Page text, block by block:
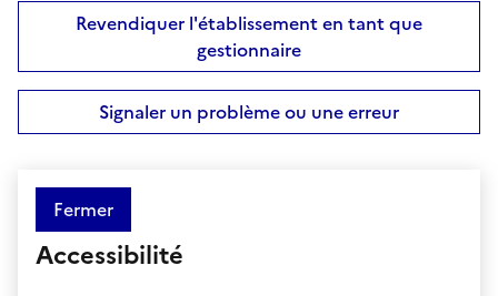
Revendiquer l'établissement en tant que
gestionnaire
Signaler un problème ou une erreur
Fermer
Accessibilité